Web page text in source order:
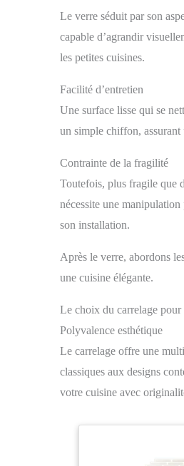
Le verre séduit par son
capable d’agrandir
les petites cuisines.
Facilité d’entretien
Une surface lisse qui se
un simple chiffon, assurant
Contrainte de la fragilité
Toutefois, plus fragile que
nécessite une
son installation.
Après le verre, abordons
une cuisine élégante.
Le choix du carrelage pour
Polyvalence esthétique
Le carrelage offre une
classiques aux designs
votre cuisine avec